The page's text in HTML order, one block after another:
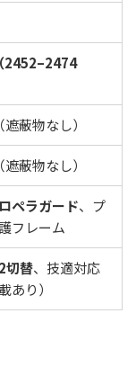
2452–2474
（遮蔽物なし）
（遮蔽物なし）
ペラガード、プ
フレーム
切替、技適対応
あり）